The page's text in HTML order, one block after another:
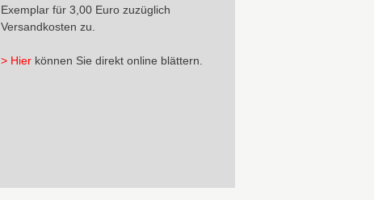
Exemplar für 3,00 Euro zuzüglich
Versandkosten zu.
> Hier können Sie direkt online blättern.